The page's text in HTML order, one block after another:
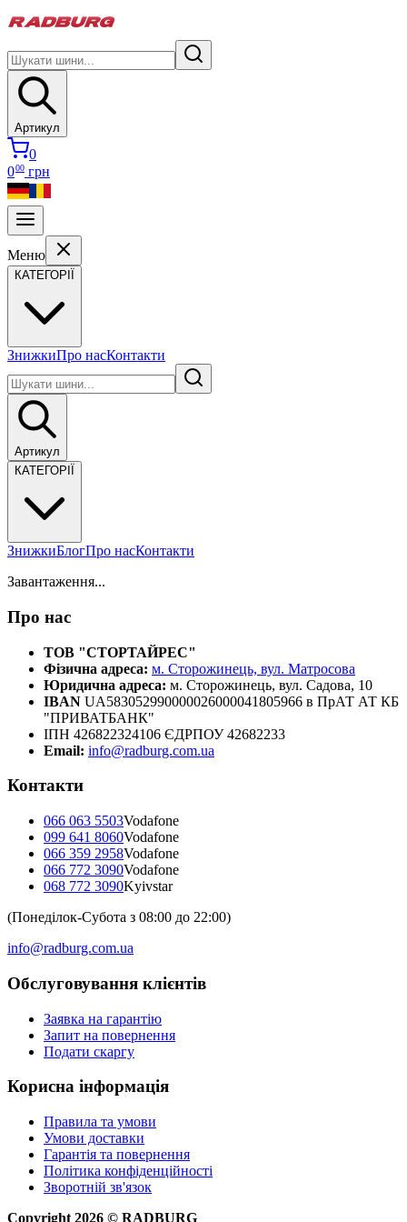
Артикул
0
000 грн
Меню
КАТЕГОРІЇ
ЗнижкиПро насКонтакти
Артикул
КАТЕГОРІЇ
ЗнижкиБлогПро насКонтакти
Завантаження...
Про нас
ТОВ "СТОРТАЙРЕС"
Фізична адреса: м. Сторожинець, вул. Матросова
Юридична адреса: м. Сторожинець, вул. Садова, 10
IBAN UA583052990000026000041805966 в ПрАТ АТ КБ
"ПРИВАТБАНК"
ІПН 426822324106 ЄДРПОУ 42682233
Email: info@radburg.com.ua
Контакти
066 063 5503Vodafone
099 641 8060Vodafone
066 359 2958Vodafone
066 772 3090Vodafone
068 772 3090Kyivstar
(Понеділок-Субота з 08:00 до 22:00)
info@radburg.com.ua
Обслуговування клієнтів
Заявка на гарантію
Запит на повернення
Подати скаргу
Корисна інформація
Правила та умови
Умови доставки
Гарантія та повернення
Політика конфіденційності
Зворотній зв'язок
Copyright 2026 © RADBURG